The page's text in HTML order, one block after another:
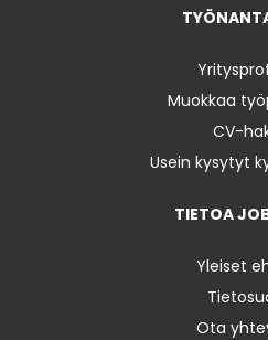
Muokkaa
CV-
Usein kysytyt
TIETOA
Yleiset
Ota